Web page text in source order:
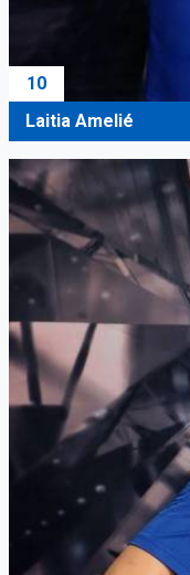
10
Laitia Amelié